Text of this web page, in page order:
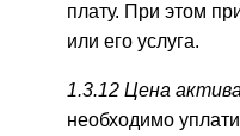
плату. При этом
или его услуга.
1.3.12 Цена
необходимо